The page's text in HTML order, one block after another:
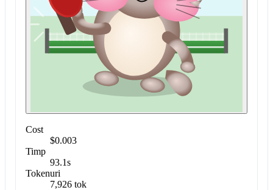
Cost
$0.003
Timp
93.1s
Tokenuri
7,926 tok